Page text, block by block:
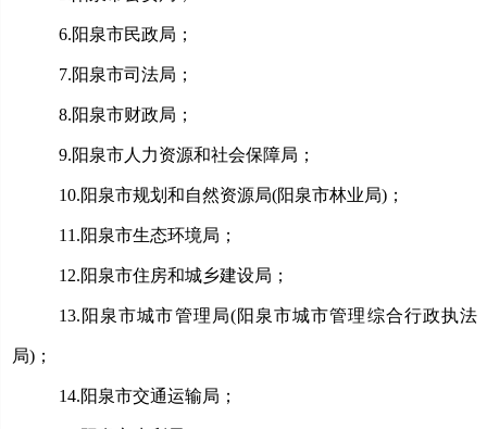
6.阳泉市民政局；
7.阳泉市司法局；
8.阳泉市财政局；
9.阳泉市人力资源和社会保障局；
10.阳泉市规划和自然资源局(阳泉市林业局)；
11.阳泉市生态环境局；
12.阳泉市住房和城乡建设局；
13. 阳泉市城市管理局(阳泉市城市管理综合行政执法
局) ；
14.阳泉市交通运输局；